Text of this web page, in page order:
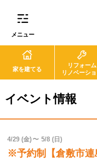
メニュー
家を建てる
リフォーム
リノベーシ
イベント情報
4/29 (金) 5/8 (日)
※予約制【倉敷市連